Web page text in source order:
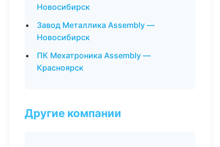
Новосибирск
Завод Металлика Assembly —
Новосибирск
ПК Мехатроника Assembly —
Красноярск
Другие компании